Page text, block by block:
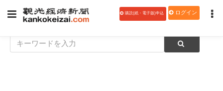
購読(紙・電子版)申込 ログイン